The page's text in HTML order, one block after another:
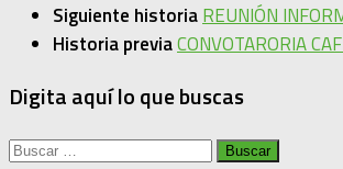
Siguiente historiaREUNIÓN
Historia previaCONVOTARORIA
Digita aquí lo que buscas
Buscar: